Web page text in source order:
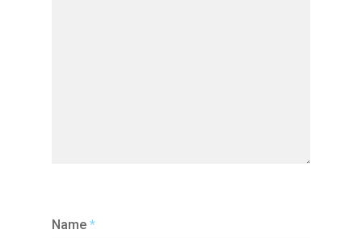
Name *